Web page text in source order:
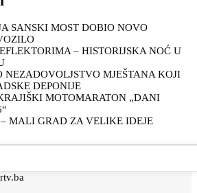
SANSKI MOST DOBIO NOVO
– HISTORIJSKA NOĆ U
MJEŠTANA KOJI
DEPONIJE
MOTOMARATON „DANI
MALI GRAD ZA VELIKE IDEJE